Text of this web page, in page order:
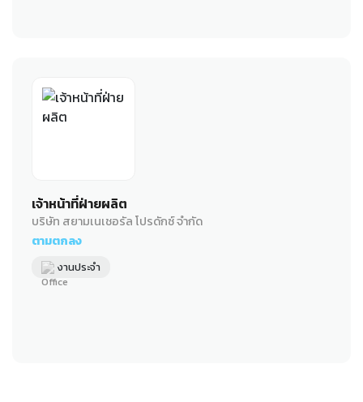
เจ้าหน้าที่ฝ่ายผลิต
บริษัท สยามเนเชอรัล โปรดักซ์ จำกัด
ตามตกลง
งานประจำ